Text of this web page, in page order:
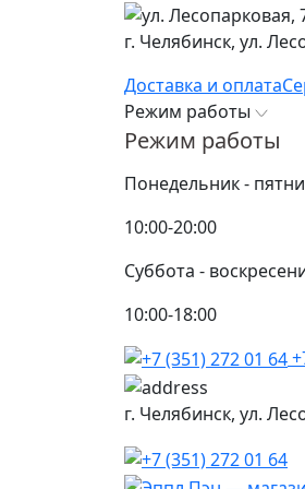
г. Челябинск, ул.
Доставка и оплата
Режим работы
Режим работы
Понедельник -
10:00-20:00
Суббота -
10:00-18:00
г. Челябинск, ул.